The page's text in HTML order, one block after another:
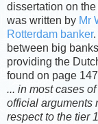
dissertation on
was written by Mr
Rotterdam banker.
between big
providing the
found on page
... in most cases
official arguments
respect to the tier